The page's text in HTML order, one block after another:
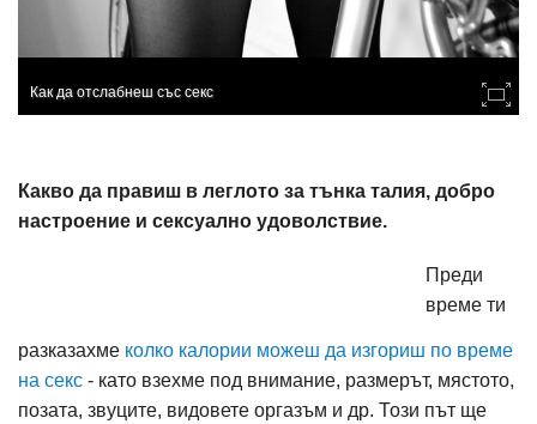
Как да отслабнеш със секс
Какво да правиш в леглото за тънка талия, добро
настроение и сексуално удоволствие.
Преди
време ти
разказахме колко калории можеш да изгориш по време
на секс - като взехме под внимание, размерът, мястото,
позата, звуците, видовете оргазъм и др. Този път ще